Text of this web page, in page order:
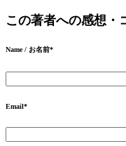
この著者への感想・
Name / お名前*
Email*